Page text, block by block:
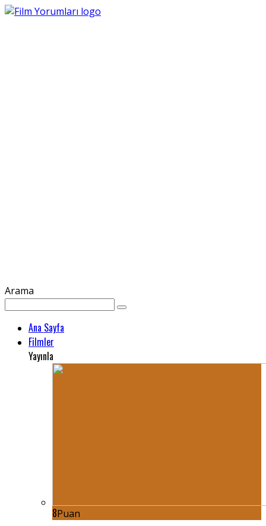
Arama
Ana Sayfa
Filmler
Yayınla
8Puan